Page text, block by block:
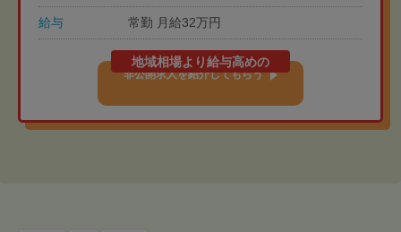
給与 常勤 月給32万円
地域相場より給与高めの
非公開求人を紹介してもらう